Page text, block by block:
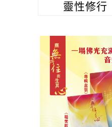
靈性修